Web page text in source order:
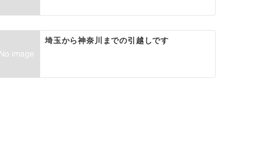
埼玉から神奈川までの引越しです